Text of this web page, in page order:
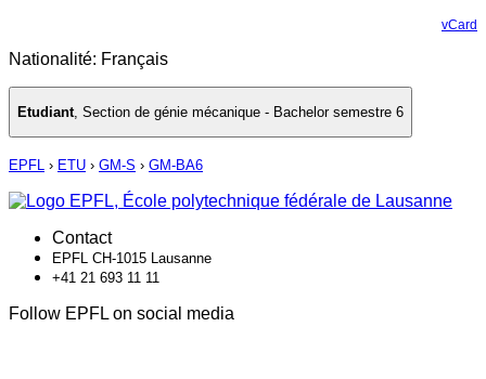
vCard
Nationalité: Français
Etudiant, Section de génie mécanique - Bachelor semestre 6
EPFL › ETU › GM-S › GM-BA6
Contact
EPFL CH-1015 Lausanne
+41 21 693 11 11
Follow EPFL on social media